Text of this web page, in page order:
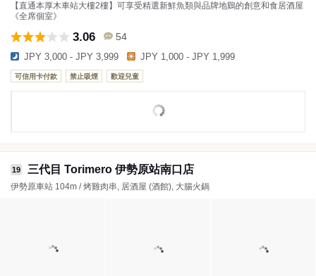
【直通本厚木車站大樓2樓】可享受精選新鮮魚類與品牌地鷄的創意和食居酒屋
《全席個室》
3.06 54
JPY 3,000 - JPY 3,999 JPY 1,000 - JPY 1,999
可信用卡付款 禁止吸煙 歡迎兒童
19 三代目 Torimero 伊勢原站南口店
伊勢原車站 104m / 烤雞肉串, 居酒屋 (酒館), 大腸火鍋